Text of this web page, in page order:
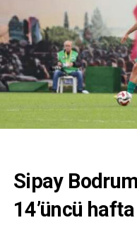
Sipay
14’üncü